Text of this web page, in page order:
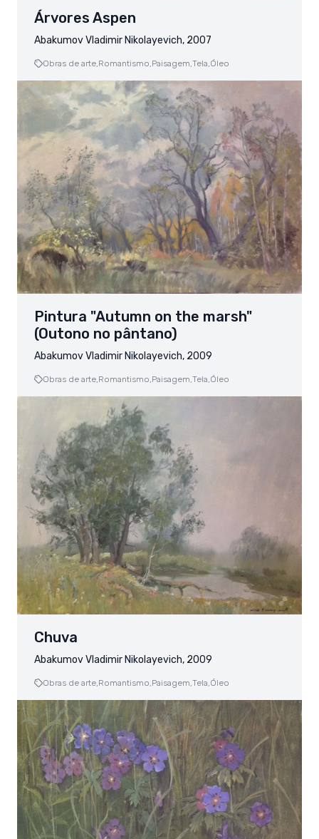
Árvores Aspen
Abakumov Vladimir Nikolayevich, 2007
Obras de arte,Romantismo,Paisagem,Tela,Óleo
Pintura "Autumn on the marsh"
(Outono no pântano)
Abakumov Vladimir Nikolayevich, 2009
Obras de arte, Romantismo, Paisagem, Tela, Óleo
Chuva
Abakumov Vladimir Nikolayevich, 2009
Obras de arte,Romantismo,Paisagem,Tela,Óleo